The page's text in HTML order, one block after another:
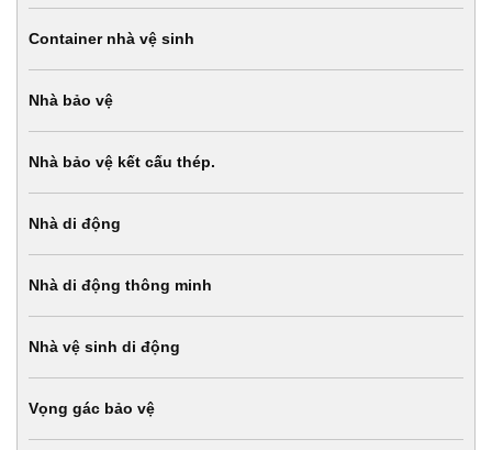
Container nhà vệ sinh
Nhà bảo vệ
Nhà bảo vệ kết cấu thép.
Nhà di động
Nhà di động thông minh
Nhà vệ sinh di động
Vọng gác bảo vệ